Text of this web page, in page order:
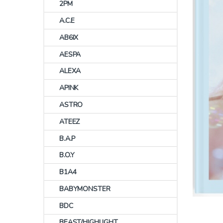
2PM
A.C.E
AB6IX
AESPA
ALEXA
APINK
ASTRO
ATEEZ
B.A.P
B.O.Y
B1A4
BABYMONSTER
BDC